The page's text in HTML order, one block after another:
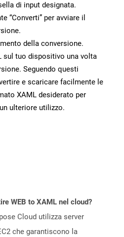
di input designata.
“Converti” per avviare il
della conversione.
sul tuo dispositivo una volta
Seguendo questi
e scaricare facilmente le
XAML desiderato per
ulteriore utilizzo.
WEB to XAML nel cloud?
Cloud utilizza server
che garantiscono la